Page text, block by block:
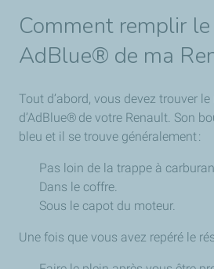
Comment remplir
AdBlue® de ma
Tout d’abord, vous devez trouver le
d’AdBlue® de votre Renault. Son
bleu et il se trouve généralement :
Pas loin de la trappe à
Dans le coffre.
Sous le capot du moteur.
Une fois que vous avez repéré le